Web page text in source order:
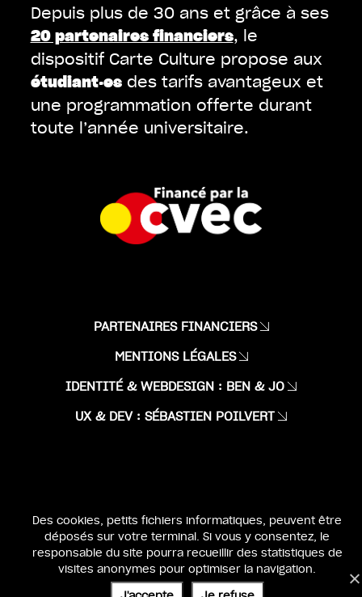
Depuis plus de 30 ans et grâce à ses
20 partenaires financiers, le
dispositif Carte Culture propose aux
étudiant·esdes tarifs avantageux et
une programmation offerte durant
toute l’année universitaire.
PARTENAIRES FINANCIERS
MENTIONS LÉGALES
IDENTITÉ & WEBDESIGN : BEN & JO
UX & DEV : SÉBASTIEN POILVERT
Des cookies, petits fichiers informatiques, peuvent être
déposés sur votre terminal. Si vous y consentez, le
responsable du site pourra recueillir des statistiques de
visites anonymes pour optimiser la navigation.